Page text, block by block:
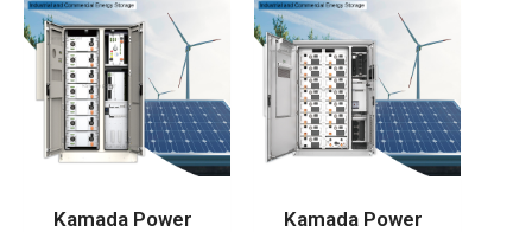
Kamada Power
Kamada Power